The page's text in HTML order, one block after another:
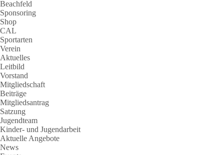
Beachfeld
Sponsoring
Shop
CAL
Sportarten
Verein
Aktuelles
Leitbild
Vorstand
Mitgliedschaft
Beiträge
Mitgliedsantrag
Satzung
Jugendteam
Kinder- und Jugendarbeit
Aktuelle Angebote
News